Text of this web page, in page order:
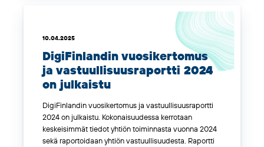
10.04.2025
DigiFinlandin vuosikertomus
ja vastuullisuusraportti 2024
on julkaistu
DigiFinlandin vuosikertomus ja vastuullisuusraportti
2024 on julkaistu. Kokonaisuudessa kerrotaan
keskeisimmät tiedot yhtiön toiminnasta vuonna 2024
sekä raportoidaan yhtiön vastuullisuudesta. Raportti